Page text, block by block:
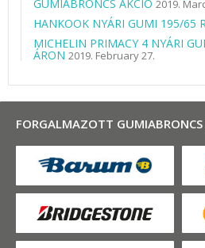
GUMIABRONCS AKCIÓ 2019.
HANKOOK NYÁRI GUMI 195/65
MICHELIN PRIMACY 4 NYÁRI
ÁRON 2019. February 27.
FORGALMAZOTT